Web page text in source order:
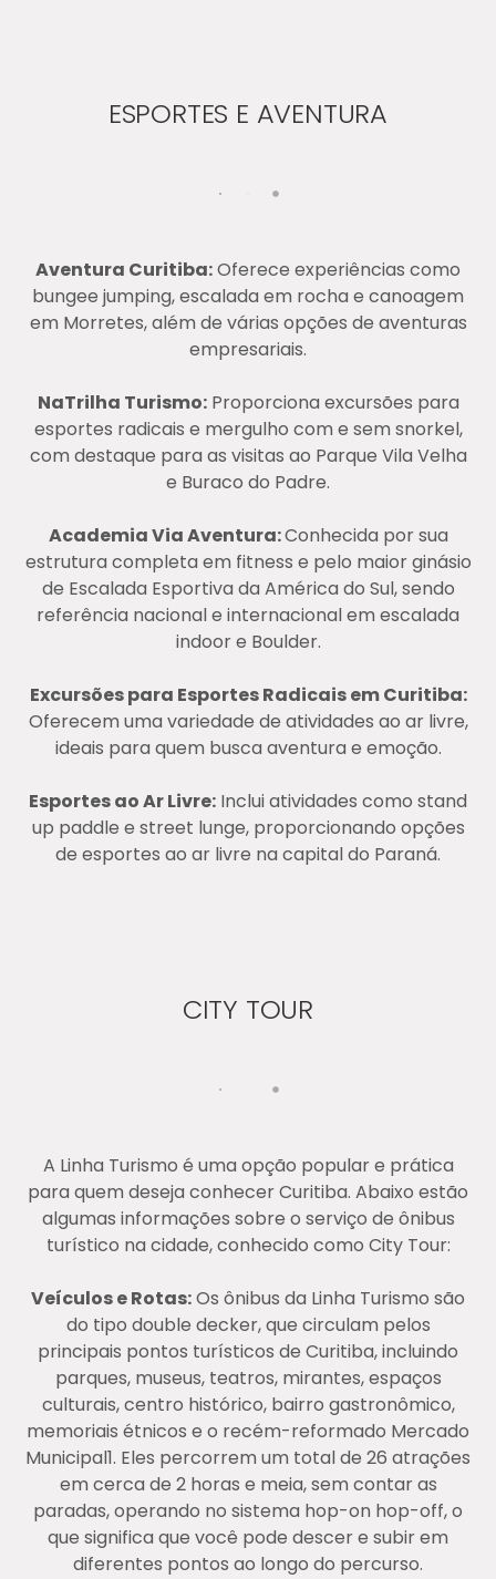
ESPORTES E AVENTURA
Aventura Curitiba:Oferece experiências como
bungee jumping, escalada em rocha e canoagem
em Morretes, além de várias opções de aventuras
empresariais​​.
NaTrilha Turismo:Proporciona excursões para
esportes radicais e mergulho com e sem snorkel,
com destaque para as visitas ao Parque Vila Velha
e Buraco do Padre​​.
Academia Via Aventura:Conhecida por sua
estrutura completa em fitness e pelo maior ginásio
de Escalada Esportiva da América do Sul, sendo
referência nacional e internacional em escalada
indoor e Boulder​.
Excursões para Esportes Radicais em Curitiba:
Oferecem uma variedade de atividades ao ar livre,
ideais para quem busca aventura e emoção​​.
Esportes ao Ar Livre: Inclui atividades como stand
up paddle e street lunge, proporcionando opções
de esportes ao ar livre na capital do Paraná​.
CITY TOUR
A Linha Turismo é uma opção popular e prática
para quem deseja conhecer Curitiba. Abaixo estão
algumas informações sobre o serviço de ônibus
turístico na cidade, conhecido como City Tour:
Veículos e Rotas:Os ônibus da Linha Turismo são
do tipo double decker, que circulam pelos
principais pontos turísticos de Curitiba, incluindo
parques, museus, teatros, mirantes, espaços
culturais, centro histórico, bairro gastronômico,
memoriais étnicos e o recém-reformado Mercado
Municipal​1​. Eles percorrem um total de 26 atrações
em cerca de 2 horas e meia, sem contar as
paradas, operando no sistema hop-on hop-off, o
que significa que você pode descer e subir em
diferentes pontos ao longo do percurso​.